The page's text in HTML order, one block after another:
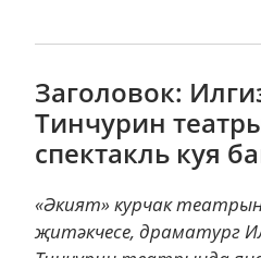
сөйләшкәндә, аларның
«Әкият» курчак театрының
театрында яңа спектакль
Ул биредә үзенең